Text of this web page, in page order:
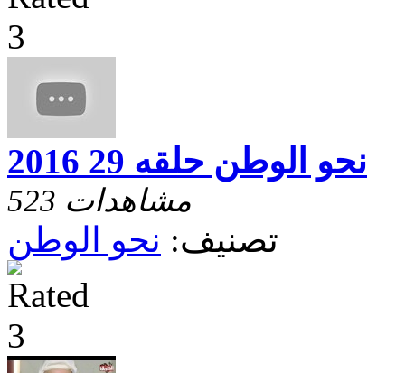
نحو الوطن حلقه 29 2016
523 مشاهدات
تصنيف: نحو الوطن